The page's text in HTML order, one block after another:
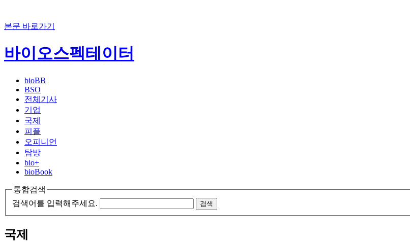
본문 바로가기
바이오스펙테이터
bioBB
BSO
전체기사
기업
국제
피플
오피니언
탐방
bio+
bioBook
통합검색
검색어를 입력해주세요.
검색
국제